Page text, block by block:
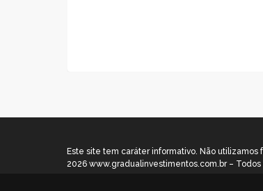
Este site tem caráter informativo. Não
2026 www.gradualinvestimentos.com.br –